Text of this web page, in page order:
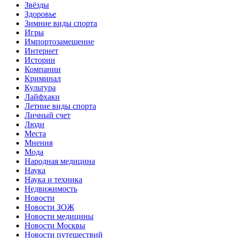
Звёзды
Здоровье
Зимние виды спорта
Игры
Импортозамещение
Интернет
Истории
Компании
Криминал
Культура
Лайфхаки
Летние виды спорта
Личный счет
Люди
Места
Мнения
Мода
Народная медицина
Наука
Наука и техника
Недвижимость
Новости
Новости ЗОЖ
Новости медицины
Новости Москвы
Новости путешествий